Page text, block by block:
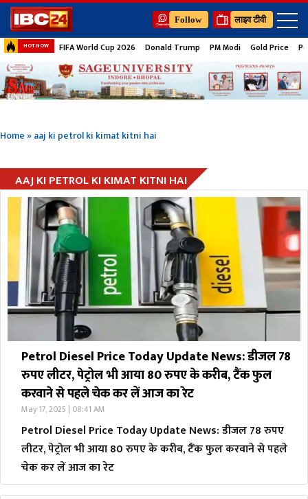
Follow लाइव टीवी
HOT NOW FIFA World Cup 2026 Donald Trump PM Modi Gold Price
Home»aaj ki petrol ki kimat kitni hai
AAJ KI PETROL KI KIMAT KITNI HAI
Petrol Diesel Price Today Update News: डीजल 78
रुपए लीटर, पेट्रोल भी आया 80 रुपए के करीब, टैंक फुल
करवाने से पहले चेक कर लें आज का रेट
May 17, 2025 | 08:41 AM
Petrol Diesel Price Today Update News: डीजल 78 रुपए
लीटर, पेट्रोल भी आया 80 रुपए के करीब, टैंक फुल करवाने से पहले
चेक कर लें आज का रेट